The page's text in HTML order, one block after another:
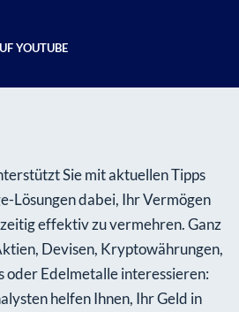
YOUTUBE
Sie mit aktuellen Tipps
Lösungen dabei, Ihr Vermögen
effektiv zu vermehren. Ganz
Devisen, Kryptowährungen,
Edelmetalle interessieren:
helfen Ihnen, Ihr Geld in